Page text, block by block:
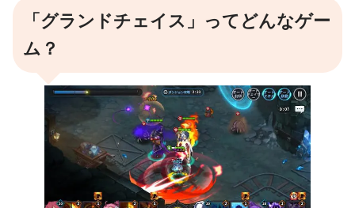
「グランドチェイス」ってどんなゲー
ム？